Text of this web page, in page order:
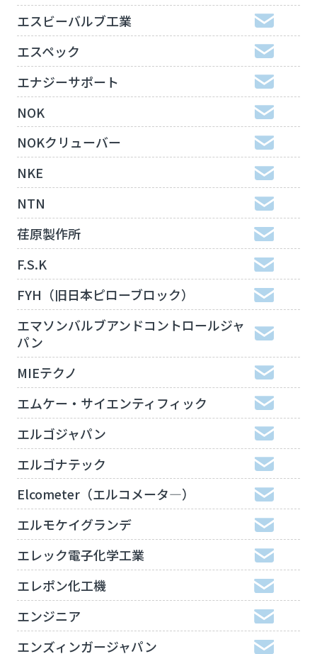
エスビーバルブ工業
エスペック
エナジーサポート
NOK
NOKクリューバー
NKE
NTN
荏原製作所
F.S.K
FYH（旧日本ピローブロック）
エマソンバルブアンドコントロールジャ
パン
MIEテクノ
エムケー・サイエンティフィック
エルゴジャパン
エルゴナテック
Elcometer（エルコメータ―）
エルモケイグランデ
エレック電子化学工業
エレポン化工機
エンジニア
エンズィンガージャパン